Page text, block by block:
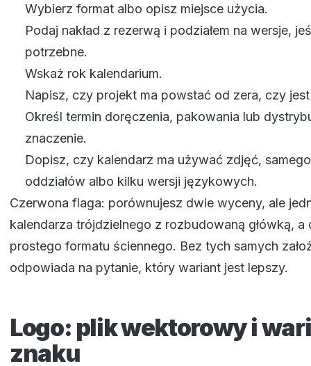
Wybierz format albo opisz miejsce użycia.
Podaj nakład z rezerwą i podziałem na wersje,
potrzebne.
Wskaż rok kalendarium.
Napisz, czy projekt ma powstać od zera, czy
Określ termin doręczenia, pakowania lub
znaczenie.
Dopisz, czy kalendarz ma używać zdjęć,
oddziałów albo kilku wersji językowych.
Czerwona flaga: porównujesz dwie wyceny, ale
kalendarza trójdzielnego z rozbudowaną główką, a
prostego formatu ściennego. Bez tych samych
odpowiada na pytanie, który wariant jest lepszy.
Logo: plik wektorowy i
znaku